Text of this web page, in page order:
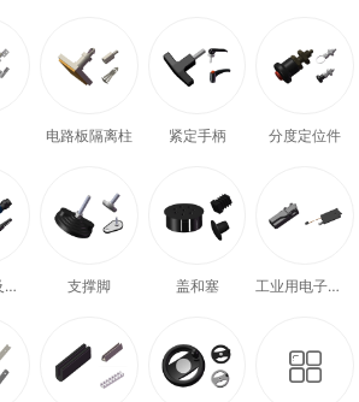
电路板隔离柱 紧定手柄 分度定位件
电缆接头及配件 支撑脚 盖和塞 工业用电子式门锁